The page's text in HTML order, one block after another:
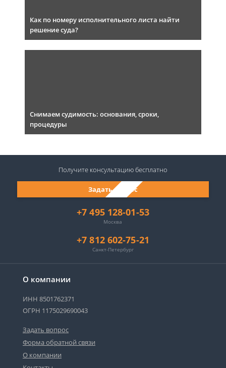
Как по номеру исполнительного листа найти
решение суда?
Снимаем судимость: основания, сроки,
процедуры
О компании
ИНН 8501762371
ОГРН 1175029690043
Задать вопрос
Форма обратной связи
О компании
+7 495 128-01-53
Москва
+7 812 602-75-21
Санкт-Петербург
Задать вопрос
Получите консультациюбесплатно